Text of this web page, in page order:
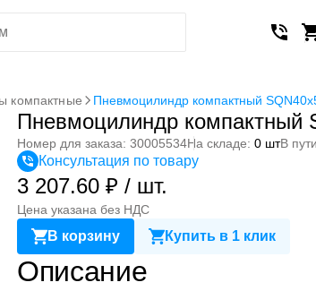
компактные
Пневмоцилиндр компактный
Пневмоцилиндр компактный
Номер для заказа: 30005534На складе: 0 штВ
Консультация по товару
3 207.60 ₽ / шт.
Цена указана без НДС
В корзину Купить в 1 клик
Описание